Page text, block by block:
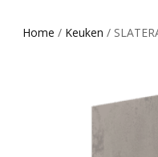
Home / Keuken /